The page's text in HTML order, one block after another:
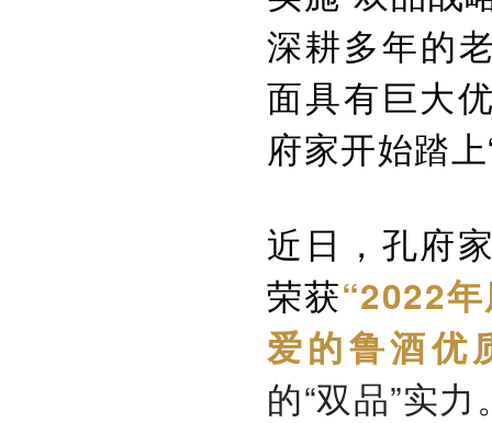
深耕多年的
面具有巨大
府家开始踏上
近日，孔府
荣获“2022年
爱的鲁酒优
的“双品”实力